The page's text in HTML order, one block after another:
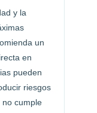
y la
un
en
pueden
riesgos
no cumple